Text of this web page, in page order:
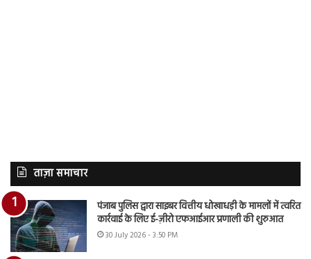
ताज़ा समाचार
पंजाब पुलिस द्वारा साइबर वित्तीय धोखाधड़ी के मामलों में त्वरित
कार्रवाई के लिए ई-ज़ीरो एफआईआर प्रणाली की शुरुआत
30 July 2026 - 3:50 PM